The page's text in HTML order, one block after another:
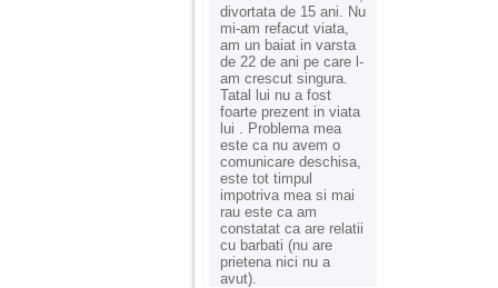
divortata de 15 ani. Nu
mi-am refacut viata,
am un baiat in varsta
de 22 de ani pe care l-
am crescut singura.
Tatal lui nu a fost
foarte prezent in viata
lui . Problema mea
este ca nu avem o
comunicare deschisa,
este tot timpul
impotriva mea si mai
rau este ca am
constatat ca are relatii
cu barbati (nu are
prietena nici nu a
avut).